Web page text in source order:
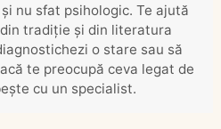
nu sfat psihologic. Te ajută
tradiție și din literatura
o stare sau să
te preocupă ceva legat de
cu un specialist.